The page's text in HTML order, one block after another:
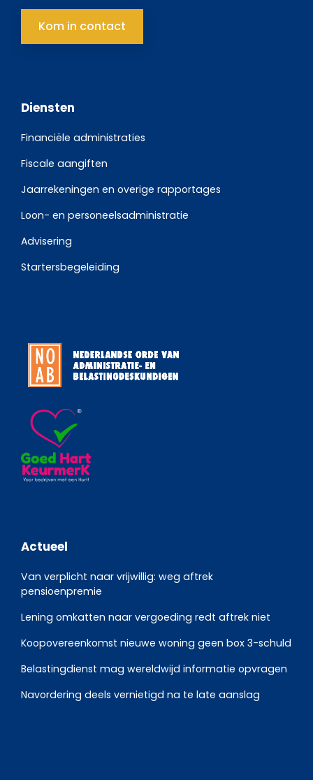
Kom in contact
Diensten
Financiële administraties
Fiscale aangiften
Jaarrekeningen en overige rapportages
Loon- en personeelsadministratie
Advisering
Startersbegeleiding
Actueel
Van verplicht naar vrijwillig: weg aftrek
pensioenpremie
Lening omkatten naar vergoeding redt aftrek niet
Koopovereenkomst nieuwe woning geen box 3-schuld
Belastingdienst mag wereldwijd informatie opvragen
Navordering deels vernietigd na te late aanslag